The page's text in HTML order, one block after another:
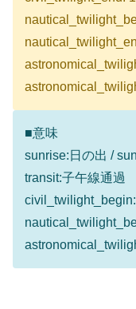
■意味
sunrise:日の出 /
transit:子午線通過